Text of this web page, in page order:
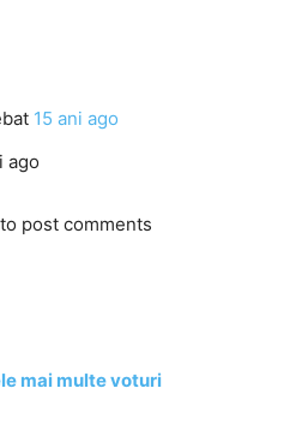
15 ani ago
ago
to post comments
mai multe voturi